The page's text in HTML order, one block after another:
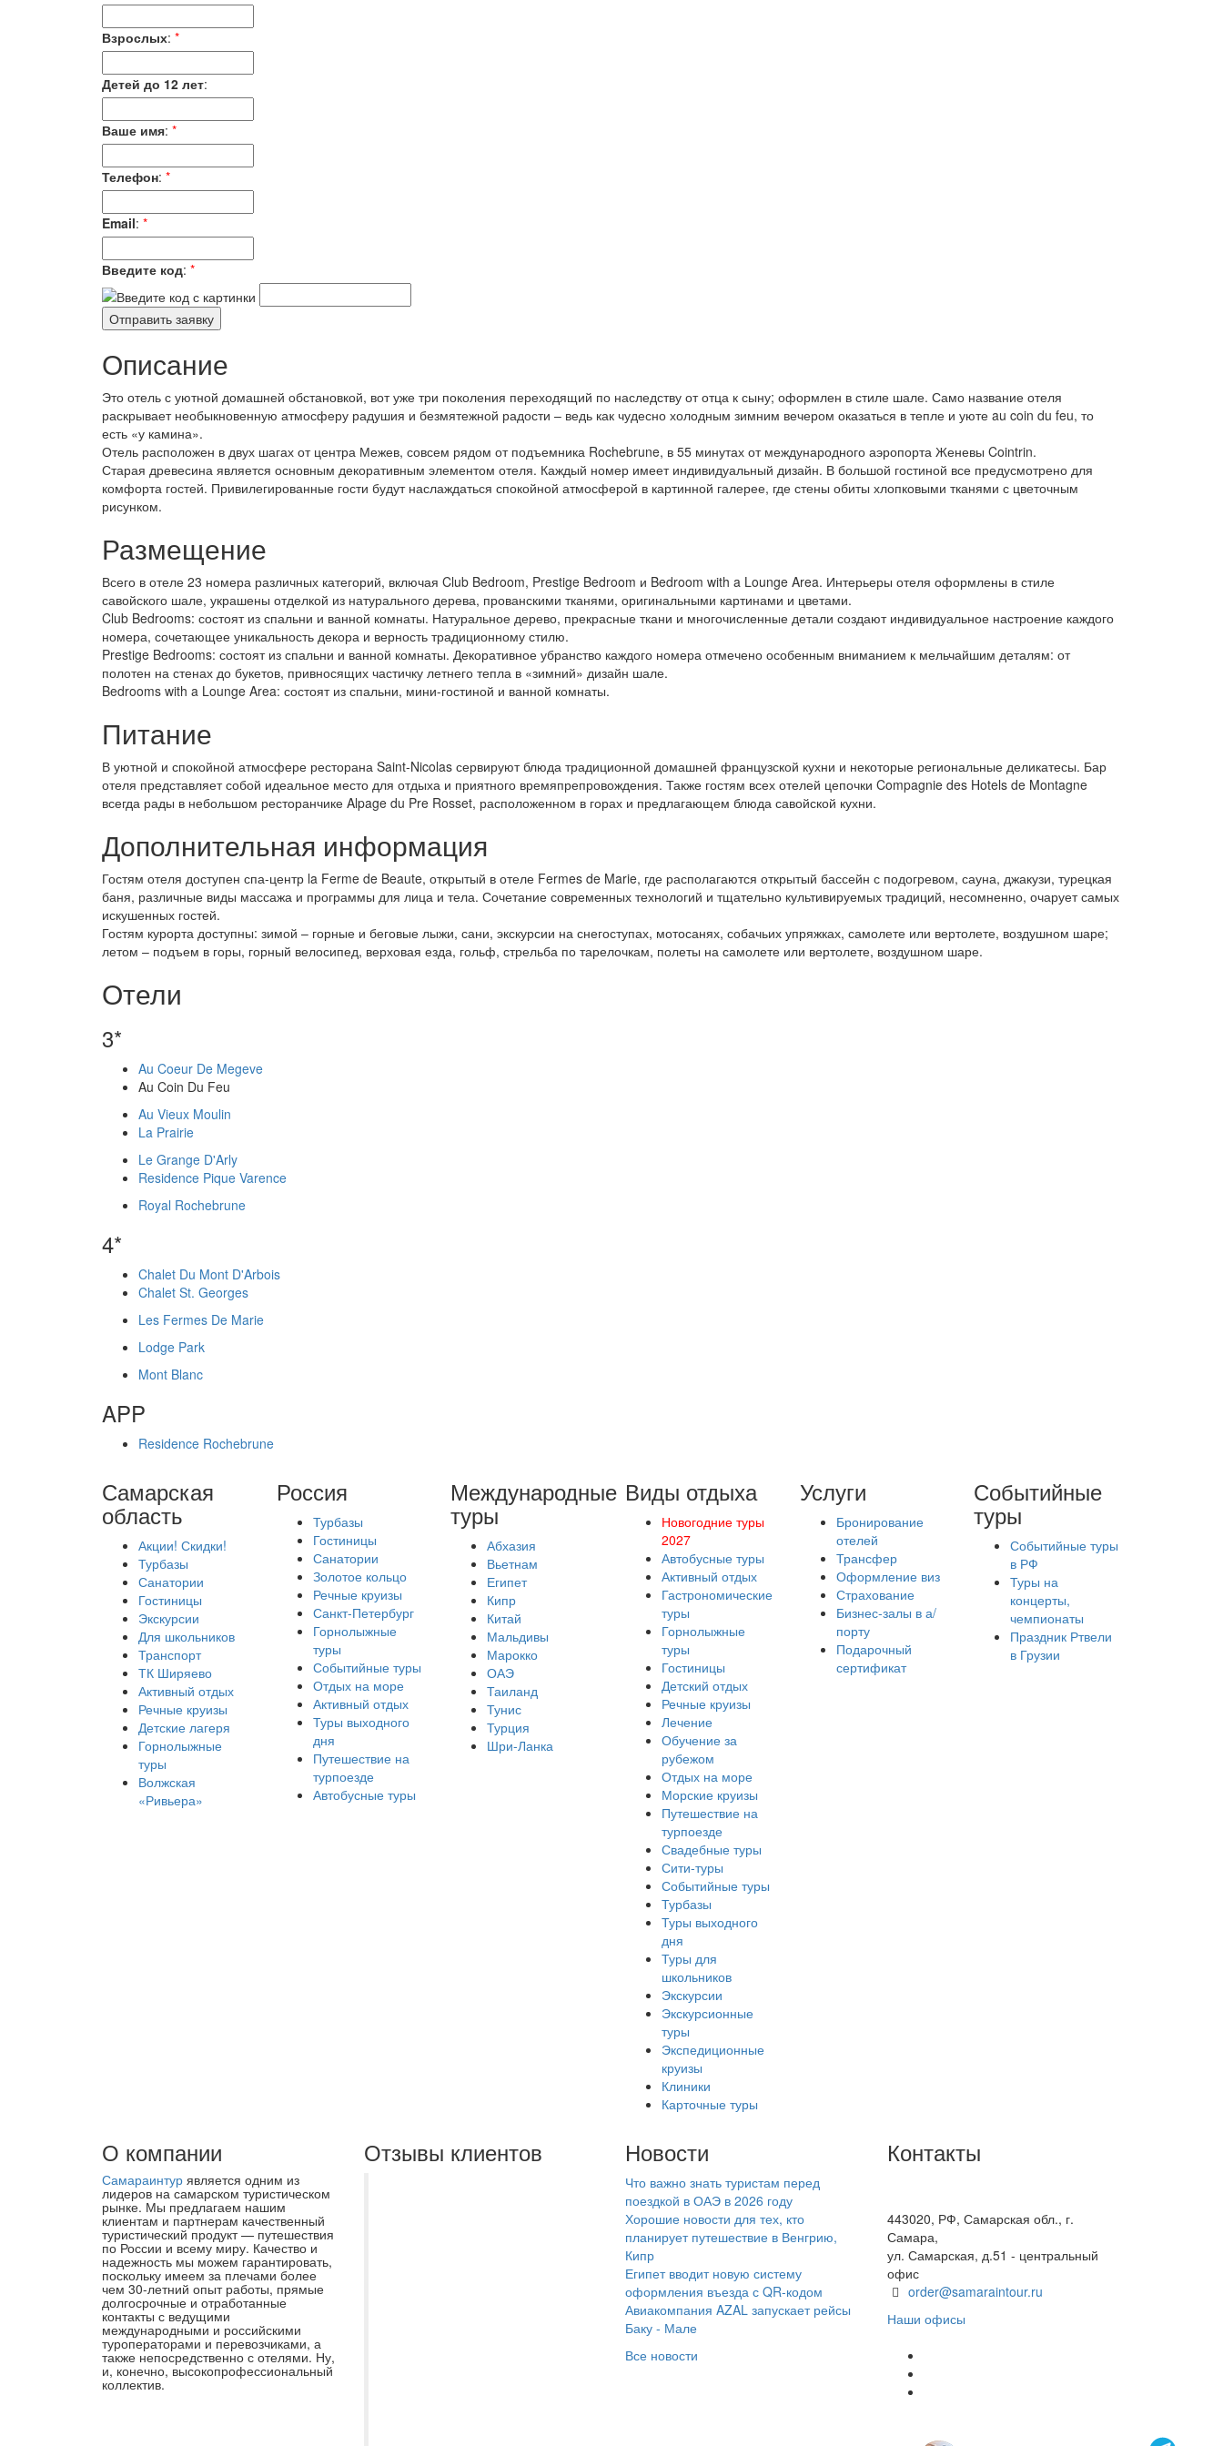
Взрослых: *
Детей до 12 лет:
Ваше имя: *
Телефон: *
Email: *
Введите код: *
Описание
Это отель с уютной домашней обстановкой, вот уже три поколения переходящий по наследству от отца к сыну; оформлен в стиле шале. Само название отеля
раскрывает необыкновенную атмосферу радушия и безмятежной радости – ведь как чудесно холодным зимним вечером оказаться в тепле и уюте au coin du feu, то
есть «у камина».
Отель расположен в двух шагах от центра Межев, совсем рядом от подъемника Rochebrune, в 55 минутах от международного аэропорта Женевы Cointrin.
Старая древесина является основным декоративным элементом отеля. Каждый номер имеет индивидуальный дизайн. В большой гостиной все предусмотрено для
комфорта гостей. Привилегированные гости будут наслаждаться спокойной атмосферой в картинной галерее, где стены обиты хлопковыми тканями с цветочным
рисунком.
Размещение
Всего в отеле 23 номера различных категорий, включая Club Bedroom, Prestige Bedroom и Bedroom with a Lounge Area. Интерьеры отеля оформлены в стиле
савойского шале, украшены отделкой из натурального дерева, прованскими тканями, оригинальными картинами и цветами.
Club Bedrooms: состоят из спальни и ванной комнаты. Натуральное дерево, прекрасные ткани и многочисленные детали создают индивидуальное настроение каждого
номера, сочетающее уникальность декора и верность традиционному стилю.
Prestige Bedrooms: состоят из спальни и ванной комнаты. Декоративное убранство каждого номера отмечено особенным вниманием к мельчайшим деталям: от
полотен на стенах до букетов, привносящих частичку летнего тепла в «зимний» дизайн шале.
Bedrooms with a Lounge Area: состоят из спальни, мини-гостиной и ванной комнаты.
Питание
В уютной и спокойной атмосфере ресторана Saint-Nicolas сервируют блюда традиционной домашней французской кухни и некоторые региональные деликатесы. Бар
отеля представляет собой идеальное место для отдыха и приятного времяпрепровождения. Также гостям всех отелей цепочки Compagnie des Hotels de Montagne
всегда рады в небольшом ресторанчике Alpage du Pre Rosset, расположенном в горах и предлагающем блюда савойской кухни.
Дополнительная информация
Гостям отеля доступен спа-центр la Ferme de Beaute, открытый в отеле Fermes de Marie, где располагаются открытый бассейн с подогревом, сауна, джакузи, турецкая
баня, различные виды массажа и программы для лица и тела. Сочетание современных технологий и тщательно культивируемых традиций, несомненно, очарует самых
искушенных гостей.
Гостям курорта доступны: зимой – горные и беговые лыжи, сани, экскурсии на снегоступах, мотосанях, собачьих упряжках, самолете или вертолете, воздушном шаре;
летом – подъем в горы, горный велосипед, верховая езда, гольф, стрельба по тарелочкам, полеты на самолете или вертолете, воздушном шаре.
Отели
3*
Au Coeur De Megeve
Au Coin Du Feu
Au Vieux Moulin
La Prairie
Le Grange D'Arly
Residence Pique Varence
Royal Rochebrune
4*
Chalet Du Mont D'Arbois
Chalet St. Georges
Les Fermes De Marie
Lodge Park
Mont Blanc
APP
Residence Rochebrune
Самарская
область
Акции! Скидки!
Турбазы
Санатории
Гостиницы
Экскурсии
Для школьников
Транспорт
ТК Ширяево
Активный отдых
Речные круизы
Детские лагеря
Горнолыжные
туры
Волжская
«Ривьера»
Россия
Турбазы
Гостиницы
Санатории
Золотое кольцо
Речные круизы
Санкт-Петербург
Горнолыжные
туры
Событийные туры
Отдых на море
Активный отдых
Туры выходного
дня
Путешествие на
турпоезде
Автобусные туры
Международные
туры
Абхазия
Вьетнам
Египет
Кипр
Китай
Мальдивы
Марокко
ОАЭ
Таиланд
Тунис
Турция
Шри-Ланка
Виды отдыха
Новогодние туры
2027
Автобусные туры
Активный отдых
Гастрономические
туры
Горнолыжные
туры
Гостиницы
Детский отдых
Речные круизы
Лечение
Обучение за
рубежом
Отдых на море
Морские круизы
Путешествие на
турпоезде
Свадебные туры
Сити-туры
Событийные туры
Турбазы
Туры выходного
дня
Туры для
школьников
Экскурсии
Экскурсионные
туры
Экспедиционные
круизы
Клиники
Карточные туры
Услуги
Бронирование
отелей
Трансфер
Оформление виз
Страхование
Бизнес-залы в а/
порту
Подарочный
сертификат
Событийные
туры
Событийные туры
в РФ
Туры на
концерты,
чемпионаты
Праздник Ртвели
в Грузии
О компании
Самараинтур является одним из
лидеров на самарском туристическом
рынке. Мы предлагаем нашим
клиентам и партнерам качественный
туристический продукт — путешествия
по России и всему миру. Качество и
надежность мы можем гарантировать,
поскольку имеем за плечами более
чем 30-летний опыт работы, прямые
долгосрочные и отработанные
контакты с ведущими
международными и российскими
туроператорами и перевозчиками, а
также непосредственно с отелями. Ну,
и, конечно, высокопрофессиональный
коллектив.
Отзывы клиентов Новости
Что важно знать туристам перед
поездкой в ОАЭ в 2026 году
Хорошие новости для тех, кто
планирует путешествие в Венгрию,
Кипр
Египет вводит новую систему
оформления въезда с QR-кодом
Авиакомпания AZAL запускает рейсы
Баку - Мале
Все новости
Контакты
443020, РФ, Самарская обл., г.
Самара,
ул. Самарская, д.51 - центральный
офис
order@samaraintour.ru
Наши офисы